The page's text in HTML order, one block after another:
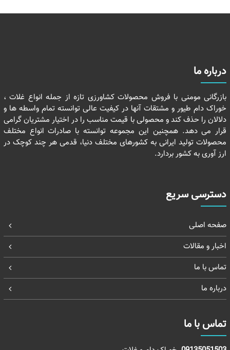
درباره ما
بازرگانی مومنی با فروش محصولات کشاورزی تازه از جمله انواع غلات ،
خوراک دام طیور و مشتقات آنها در کیفیت عالی توانسته تمام واسطه ها و
دلالان را حذف کند و محصولی با قیمت مناسب را در اختیار مشتریان گرامی
قرار می دهد. همچنین این مجموعه توانسته با صادرات انواع مختلف
محصولات تولید ایرانی به کشورهای مختلف دنیا، قدمی هر چند کوچک در
ارز آوری به کشور بردارد.
دسترسی سریع
صفحه اصلی
اخبار و مقالات
تماس با ما
درباره ما
تماس با ما